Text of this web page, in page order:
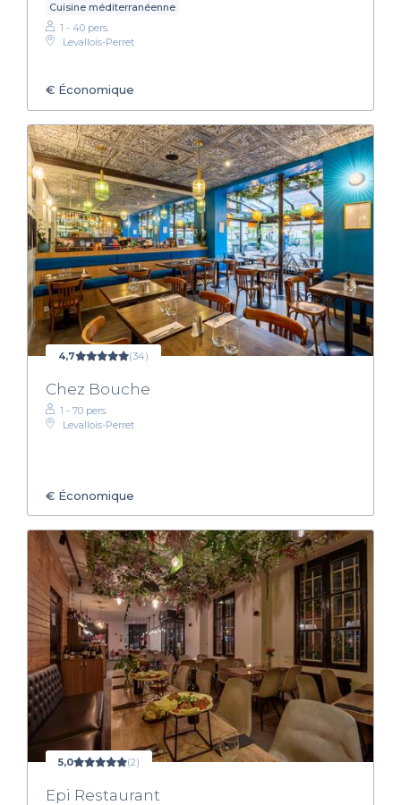
Cuisine méditerranéenne
1 - 40 pers.
Levallois-Perret
€ Économique
4,7 (34)
Chez Bouche
1 - 70 pers.
Levallois-Perret
€ Économique
5,0 (2)
Epi Restaurant